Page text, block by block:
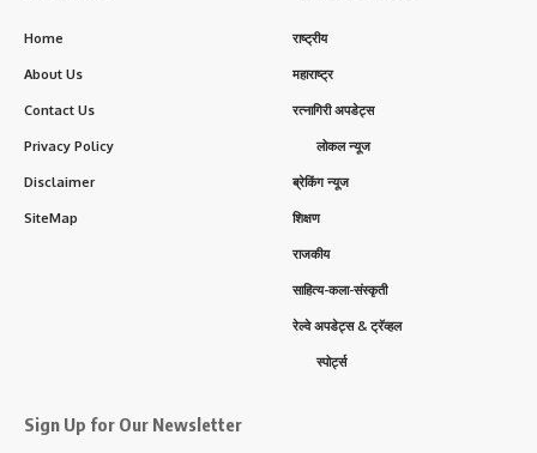
Home
About Us
Contact Us
Privacy Policy
Disclaimer
SiteMap
राष्ट्रीय
महाराष्ट्र
रत्नागिरी अपडेट्स
लोकल न्यूज
ब्रेकिंग न्यूज
शिक्षण
राजकीय
साहित्य-कला-संस्कृती
रेल्वे अपडेट्स & ट्रॅव्हल
स्पोर्ट्स
Sign Up for Our Newsletter